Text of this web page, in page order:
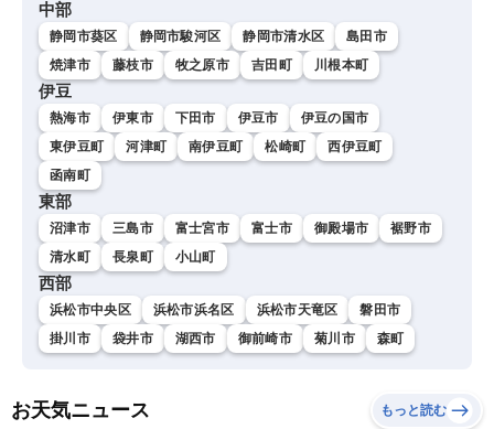
中部
静岡市葵区 静岡市駿河区 静岡市清水区
島田市
焼津市
藤枝市 牧之原市 吉田町 川根本町
伊豆
熱海市 伊東市 下田市 伊豆市
伊豆の国市
東伊豆町
河津町 南伊豆町 松崎町
西伊豆町
函南町
東部
沼津市 三島市 富士宮市 富士市 御殿場市
裾野市
清水町
長泉町 小山町
西部
浜松市中央区 浜松市浜名区 浜松市天竜区
磐田市
掛川市
袋井市 湖西市 御前崎市 菊川市 森町
お天気ニュース もっと読む